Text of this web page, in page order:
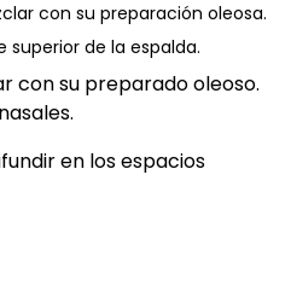
con su preparación oleosa.
superior de la espalda.
con su preparado oleoso.
en los espacios